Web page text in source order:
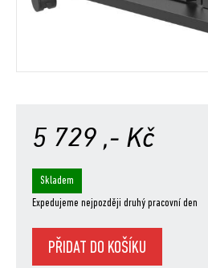
5 729 ,- Kč
Skladem
Expedujeme nejpozději druhý pracovní den
PREMIUM
PŘIDAT DO KOŠÍKU